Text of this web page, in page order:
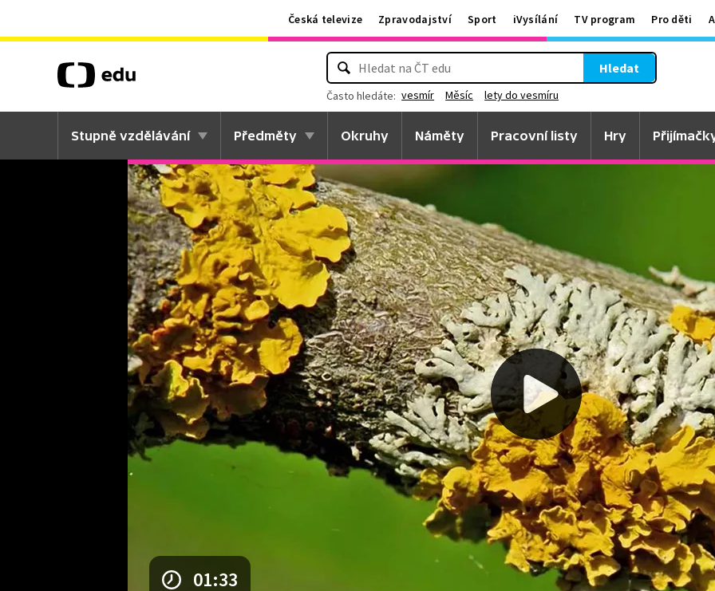
Česká televize Zpravodajství Sport iVysílání TV program Pro děti
Hledat
Často hledáte: vesmír Měsíc lety do vesmíru
Stupně vzdělávání Předměty Okruhy Náměty Pracovní listy Hry
01:33